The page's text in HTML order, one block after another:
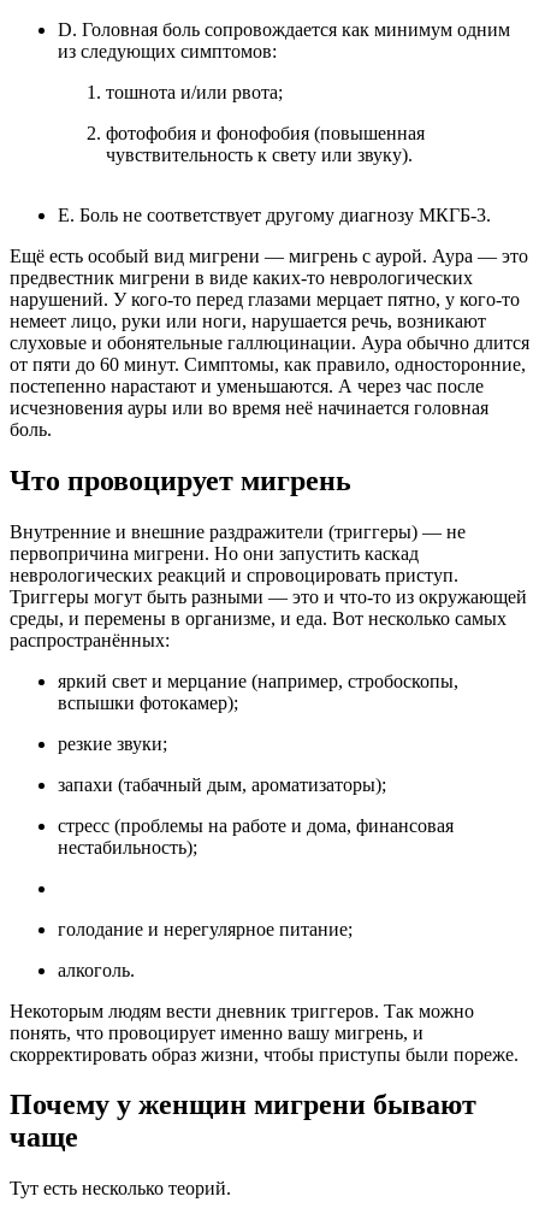
D. Головная боль сопровождается как минимум одним
из следующих симптомов:
тошнота и/или рвота;
фотофобия и фонофобия (повышенная
чувствительность к свету или звуку).
E. Боль не соответствует другому диагнозу МКГБ‑3.
Ещё есть особый вид мигрени — мигрень с аурой. Аура — это
предвестник мигрени в виде каких-то неврологических
нарушений. У кого-то перед глазами мерцает пятно, у кого-то
немеет лицо, руки или ноги, нарушается речь, возникают
слуховые и обонятельные галлюцинации. Аура обычно длится
от пяти до 60 минут. Симптомы, как правило, односторонние,
постепенно нарастают и уменьшаются. А через час после
исчезновения ауры или во время неё начинается головная
боль.
Что провоцирует мигрень
Внутренние и внешние раздражители (триггеры) — не
первопричина мигрени. Но они запустить каскад
неврологических реакций и спровоцировать приступ.
Триггеры могут быть разными — это и что-то из окружающей
среды, и перемены в организме, и еда. Вот несколько самых
распространённых:
яркий свет и мерцание (например, стробоскопы,
вспышки фотокамер);
резкие звуки;
запахи (табачный дым, ароматизаторы);
стресс (проблемы на работе и дома, финансовая
нестабильность);
голодание и нерегулярное питание;
алкоголь.
Некоторым людям вести дневник триггеров. Так можно
понять, что провоцирует именно вашу мигрень, и
скорректировать образ жизни, чтобы приступы были пореже.
Почему у женщин мигрени бывают
чаще
Тут есть несколько теорий.